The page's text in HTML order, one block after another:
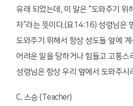
유래 되었는데, 이 말은 “도와주기 위
자”라는 뜻이다.(요14:16) 성령님은
도와주기 위해서 항상 성도들 옆에
어려운 일을 당하거나 힘들고 고통스
성령님은 항상 우리 옆에서 도와주시
C. 스승 (Teacher)